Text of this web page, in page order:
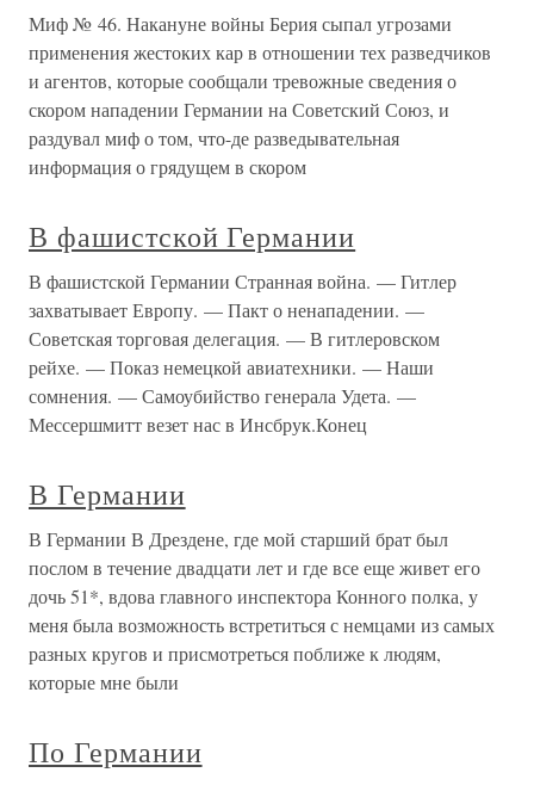
Миф № 46. Накануне войны Берия сыпал угрозами
применения жестоких кар в отношении тех разведчиков
и агентов, которые сообщали тревожные сведения о
скором нападении Германии на Советский Союз, и
раздувал миф о том, что-де разведывательная
информация о грядущем в скором
В фашистской Германии
В фашистской Германии Странная война. — Гитлер
захватывает Европу. — Пакт о ненападении. —
Советская торговая делегация. — В гитлеровском
рейхе. — Показ немецкой авиатехники. — Наши
сомнения. — Самоубийство генерала Удета. —
Мессершмитт везет нас в Инсбрук.Конец
В Германии
В Германии В Дрездене, где мой старший брат был
послом в течение двадцати лет и где все еще живет его
дочь 51*, вдова главного инспектора Конного полка, у
меня была возможность встретиться с немцами из самых
разных кругов и присмотреться поближе к людям,
которые мне были
По Германии